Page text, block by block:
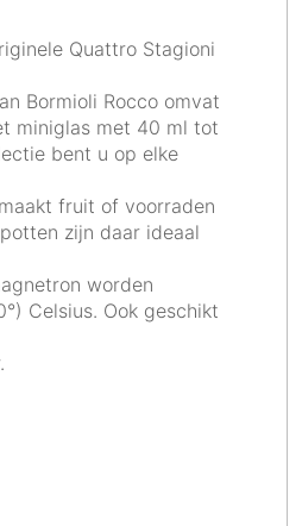
Quattro Stagioni
Bormioli Rocco omvat
miniglas met 40 ml tot
bent u op elke
fruit of voorraden
zijn daar ideaal
worden
Celsius. Ook geschikt